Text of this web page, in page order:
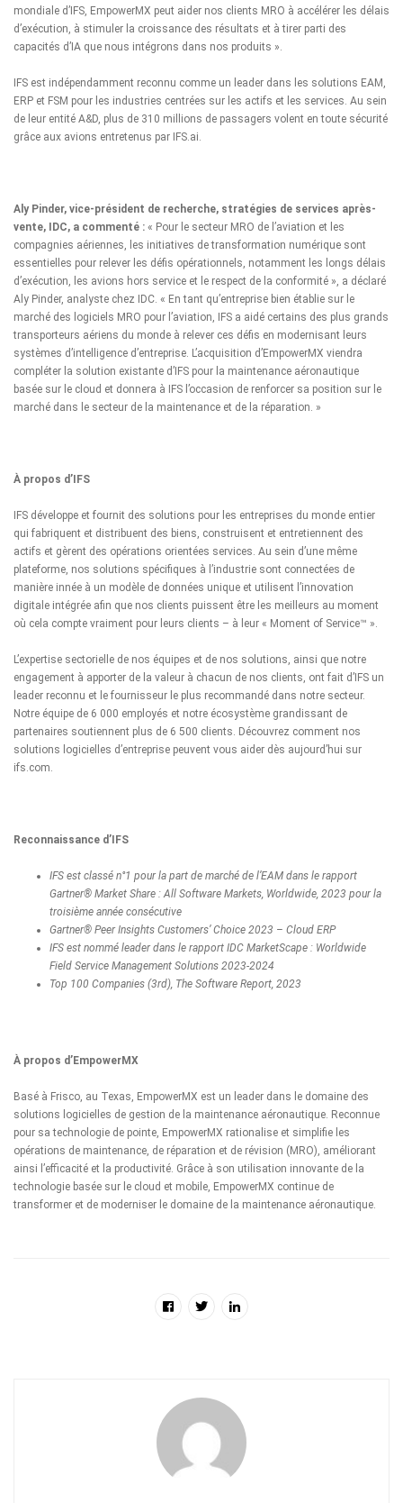
mondiale d’IFS, EmpowerMX peut aider nos clients MRO à accélérer les délais
d’exécution, à stimuler la croissance des résultats et à tirer parti des
capacités d’IA que nous intégrons dans nos produits ».
IFS est indépendamment reconnu comme un leader dans les solutions EAM,
ERP et FSM pour les industries centrées sur les actifs et les services. Au sein
de leur entité A&D, plus de 310 millions de passagers volent en toute sécurité
grâce aux avions entretenus par IFS.ai.
Aly Pinder, vice-président de recherche, stratégies de services après-
vente, IDC, a commenté : « Pour le secteur MRO de l’aviation et les
compagnies aériennes, les initiatives de transformation numérique sont
essentielles pour relever les défis opérationnels, notamment les longs délais
d’exécution, les avions hors service et le respect de la conformité », a déclaré
Aly Pinder, analyste chez IDC. « En tant qu’entreprise bien établie sur le
marché des logiciels MRO pour l’aviation, IFS a aidé certains des plus grands
transporteurs aériens du monde à relever ces défis en modernisant leurs
systèmes d’intelligence d’entreprise. L’acquisition d’EmpowerMX viendra
compléter la solution existante d’IFS pour la maintenance aéronautique
basée sur le cloud et donnera à IFS l’occasion de renforcer sa position sur le
marché dans le secteur de la maintenance et de la réparation. »
À propos d’IFS
IFS développe et fournit des solutions pour les entreprises du monde entier
qui fabriquent et distribuent des biens, construisent et entretiennent des
actifs et gèrent des opérations orientées services. Au sein d’une même
plateforme, nos solutions spécifiques à l’industrie sont connectées de
manière innée à un modèle de données unique et utilisent l’innovation
digitale intégrée afin que nos clients puissent être les meilleurs au moment
où cela compte vraiment pour leurs clients – à leur « Moment of Service™ ».
L’expertise sectorielle de nos équipes et de nos solutions, ainsi que notre
engagement à apporter de la valeur à chacun de nos clients, ont fait d’IFS un
leader reconnu et le fournisseur le plus recommandé dans notre secteur.
Notre équipe de 6 000 employés et notre écosystème grandissant de
partenaires soutiennent plus de 6 500 clients. Découvrez comment nos
solutions logicielles d’entreprise peuvent vous aider dès aujourd’hui sur
ifs.com.
Reconnaissance d’IFS
IFS est classé n°1 pour la part de marché de l’EAM dans le rapport
Gartner® Market Share : All Software Markets, Worldwide, 2023 pour la
troisième année consécutive
Gartner® Peer Insights Customers’ Choice 2023 – Cloud ERP
IFS est nommé leader dans le rapport IDC MarketScape : Worldwide
Field Service Management Solutions 2023-2024
Top 100 Companies (3rd), The Software Report, 2023
À propos d’EmpowerMX
Basé à Frisco, au Texas, EmpowerMX est un leader dans le domaine des
solutions logicielles de gestion de la maintenance aéronautique. Reconnue
pour sa technologie de pointe, EmpowerMX rationalise et simplifie les
opérations de maintenance, de réparation et de révision (MRO), améliorant
ainsi l’efficacité et la productivité. Grâce à son utilisation innovante de la
technologie basée sur le cloud et mobile, EmpowerMX continue de
transformer et de moderniser le domaine de la maintenance aéronautique.